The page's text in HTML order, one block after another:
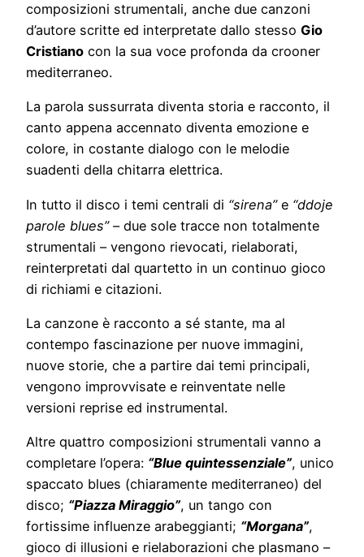
composizioni strumentali, anche due canzoni
d’autore scritte ed interpretate dallo stesso Gio
Cristiano con la sua voce profonda da crooner
mediterraneo.
La parola sussurrata diventa storia e racconto, il
canto appena accennato diventa emozione e
colore, in costante dialogo con le melodie
suadenti della chitarra elettrica.
In tutto il disco i temi centrali di “sirena”e “ddoje
parole blues”– due sole tracce non totalmente
strumentali – vengono rievocati, rielaborati,
reinterpretati dal quartetto in un continuo gioco
di richiami e citazioni.
La canzone è racconto a sé stante, ma al
contempo fascinazione per nuove immagini,
nuove storie, che a partire dai temi principali,
vengono improvvisate e reinventate nelle
versioni reprise ed instrumental.
Altre quattro composizioni strumentali vanno a
completare l’opera: “Blue quintessenziale”, unico
spaccato blues (chiaramente mediterraneo) del
disco; “Piazza Miraggio”, un tango con
fortissime influenze arabeggianti; “Morgana”,
gioco di illusioni e rielaborazioni che plasmano –